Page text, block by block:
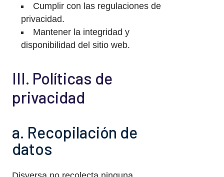
Cumplir con las regulaciones de
privacidad.
Mantener la integridad y
disponibilidad del sitio web.
III. Políticas de
privacidad
a. Recopilación de
datos